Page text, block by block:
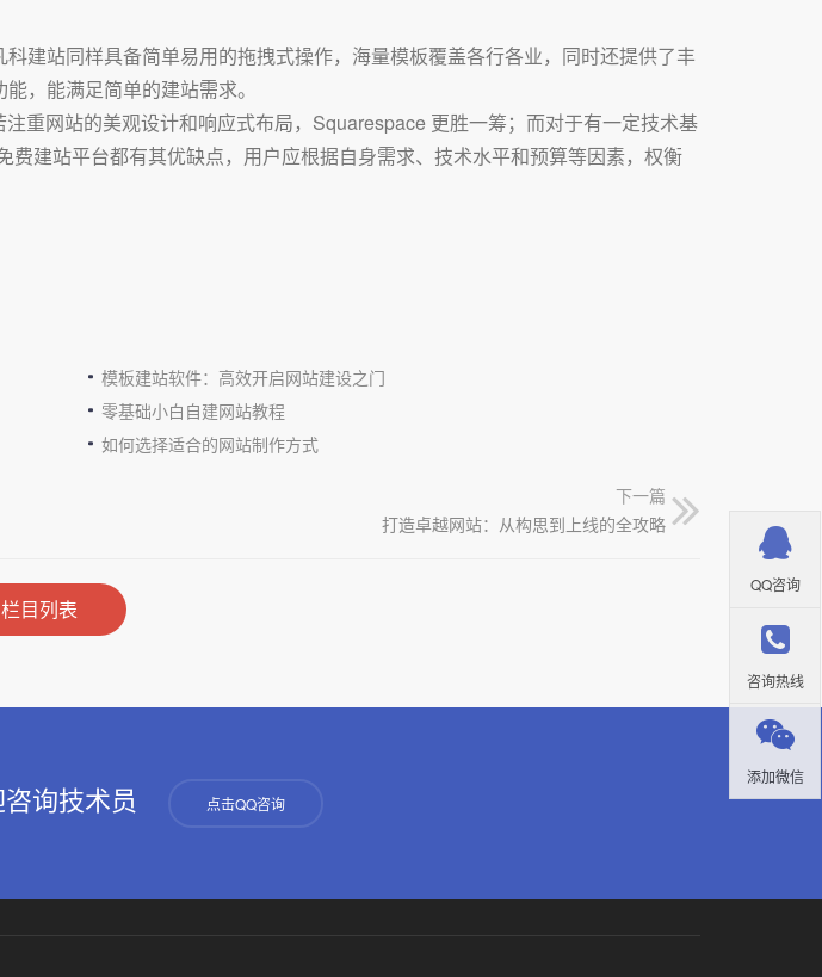
建站同样具备简单易用的拖拽式操作，海量模板覆盖各行各业，同时还提供了丰
，能满足简单的建站需求。
重网站的美观设计和响应式布局，Squarespace 更胜一筹；而对于有一定技术基
建站平台都有其优缺点，用户应根据自身需求、技术水平和预算等因素，权衡
模板建站软件：高效开启网站建设之门
零基础小白自建网站教程
如何选择适合的网站制作方式
下一篇
打造卓越网站：从构思到上线的全攻略
目列表
询技术员 点击QQ咨询
QQ咨询
咨询热线
添加微信